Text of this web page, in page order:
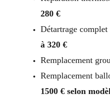
280 €
Détartrage complet
à 320 €
Remplacement
Remplacement
1500 € selon